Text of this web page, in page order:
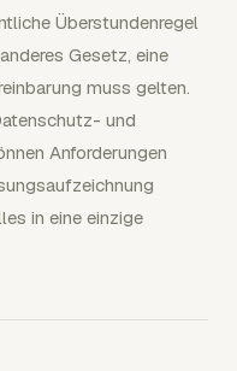
Überstundenregel
Gesetz, eine
muss gelten.
und
Anforderungen
in eine einzige